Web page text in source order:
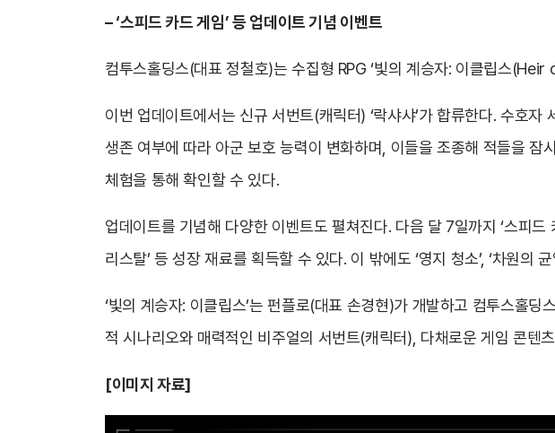
– ‘스피드 카드 게임’ 등 업데이트 기념 이벤트
컴투스홀딩스(대표 정철호)는 수집형 RPG ‘빛의 계승자: 이클립스
이번 업데이트에서는 신규 서번트(캐릭터) ‘락샤샤’가 합류한다. 수호
생존 여부에 따라 아군 보호 능력이 변화하며, 이들을 조종해 적들을
체험을 통해 확인할 수 있다.
업데이트를 기념해 다양한 이벤트도 펼쳐진다. 다음 달 7일까지 ‘스피드
리스탈’ 등 성장 재료를 획득할 수 있다. 이 밖에도 ‘영지 청소’, ‘차원의
‘빛의 계승자: 이클립스’는 펀플로(대표 손경현)가 개발하고 컴투스홀
적 시나리오와 매력적인 비주얼의 서번트(캐릭터), 다채로운 게임 콘텐
[이미지 자료]